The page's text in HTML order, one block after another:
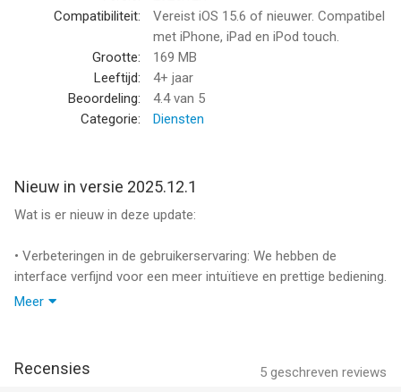
snelle conversies.
- Leer en verbeter je vaardigheden met een rekenmachine die
complexe vergelijkingen ondersteunt.
Van het oplossen van vergelijkingen tot AI-aangedreven
berekeningen: deze rekenmachine is gebouwd om alles aan te
is de ultieme wiskunde helper.
Download nu en ervaar de kracht van een AI-gestuurde
Kies uit verschillende abonnementopties. Onze
standaardabonnementopties zijn:
- Abonnement voor 1 jaar
Compatibiliteit:
Vereist iOS 15.6 of nieuwer. Compatibel
met iPhone, iPad en iPod touch.
Grootte:
169 MB
Leeftijd:
4+ jaar
Beoordeling:
4.4van 5
Categorie:
Diensten
Nieuw in versie 2025.12.1
Wat is er nieuw in deze update:
• Verbeteringen in de gebruikerservaring: We hebben de
interface verfijnd voor een meer intuïtieve en prettige bediening.
Download nu en profiteer van al deze verbeteringen!
Meer
5 geschreven reviews
Recensies